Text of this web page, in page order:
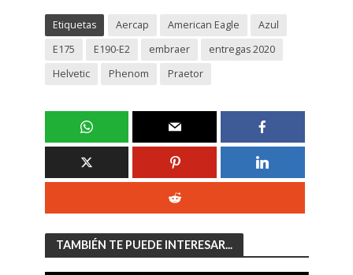
Etiquetas Aercap American Eagle
Azul
E175
E190-E2 embraer
entregas 2020
Helvetic
Phenom Praetor
TAMBIÉN TE PUEDE INTERESAR...